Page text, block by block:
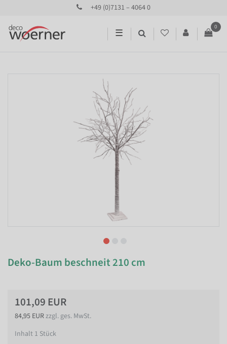
+49 (0)7131 – 4064 0
☰
0
Deko-Baum beschneit 210 cm
101,09 EUR
84,95 EURzzgl. ges. MwSt.
Inhalt 1 Stück